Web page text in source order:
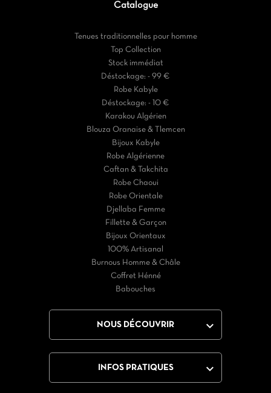
Catalogue
Tenues traditionnelles pour homme
Top Collection
Stock immédiat
Déstockage: - 99 €
Robe Kabyle
Déstockage: - 10 €
Karakou Algérien
Blouza Oranaise & Tlemcen
Bijoux Kabyle
Robe Algérienne
Caftan & Takchita
Robe Chaoui
Robe Orientale
Djellaba Femme
Fillette & Garçon
Bijoux Orientaux
100% Artisanal
Burnous Homme & Châle
Coffret Hénné
Babouches
NOUS DÉCOUVRIR 
INFOS PRATIQUES 